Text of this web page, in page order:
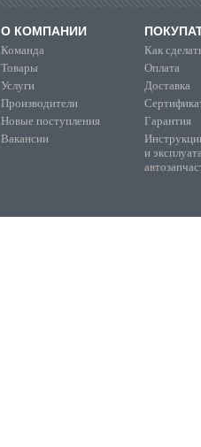
О КОМПАНИИ
Команда
Товары
Услуги
Производители
Новые поступления
Вакансии
Как
Оплата
Доставка
Гарантия
и